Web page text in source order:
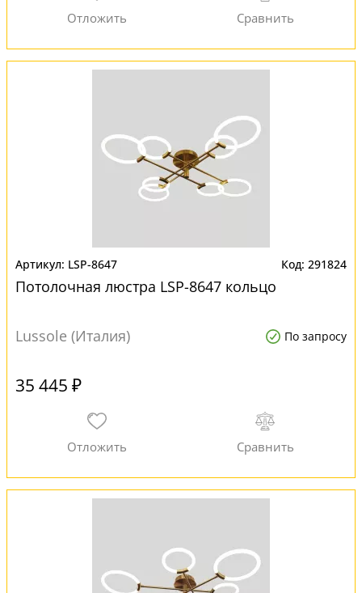
LSP-8647 291824
Потолочная люстра LSP-8647 кольцо
Lussole (Италия) По запросу
35 445 ₽